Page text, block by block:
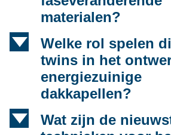
materialen?
d
Welke rol spelen
twins in het
energiezuinige
dakkapellen?
d
Wat zijn de